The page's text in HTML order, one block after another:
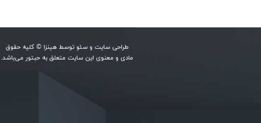
طراحی سایت وسئو توسطهینزا © کلیه حقوق
مادی و معنوی این سایت متعلق به حبتور می‌باشد.